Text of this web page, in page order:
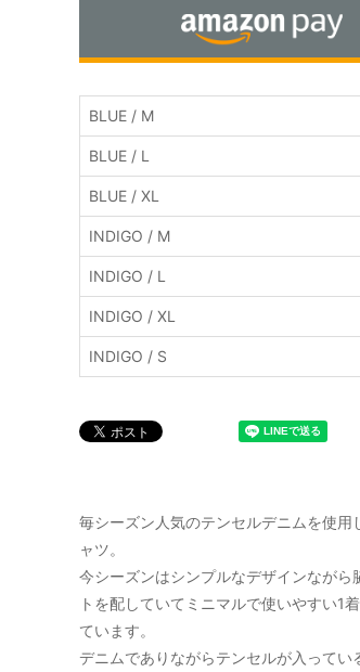
BLUE / M
BLUE / L
BLUE / XL
INDIGO / M
INDIGO / L
INDIGO / XL
INDIGO / S
毎シーズン人気のテンセルデニムを使用
ャツ。
今シーズンはシンプルなデザインながら
トを配していてミニマルで使いやすい1
ています。
デニムでありながらテンセルが入ってい